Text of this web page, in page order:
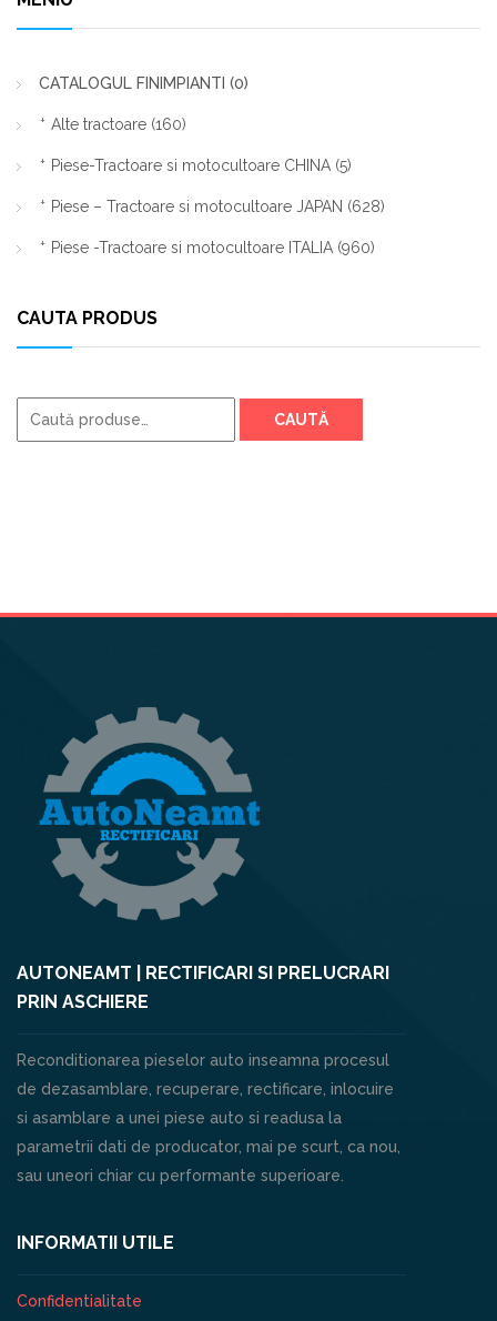
CATALOGUL FINIMPIANTI (0)
Alte tractoare (160)
Piese-Tractoare si motocultoare CHINA (5)
Piese – Tractoare si motocultoare JAPAN (628)
Piese -Tractoare si motocultoare ITALIA (960)
CAUTA PRODUS
Caută
după:
CAUTĂ
AUTONEAMT | RECTIFICARI SI PRELUCRARI
PRIN ASCHIERE
Reconditionarea pieselor auto inseamna procesul
de dezasamblare, recuperare, rectificare, inlocuire
si asamblare a unei piese auto si readusa la
parametrii dati de producator, mai pe scurt, ca nou,
sau uneori chiar cu performante superioare.
INFORMATII UTILE
Confidentialitate